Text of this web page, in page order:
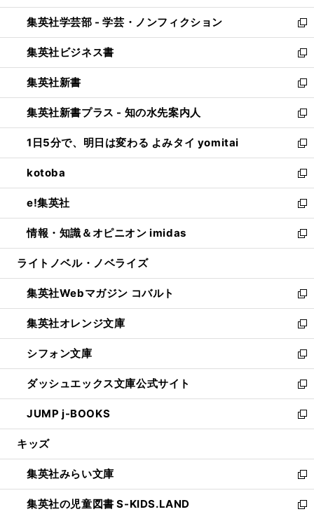
開
く
ウ
で
開
く
ン
ド
ウ
で
開
く
ウ
ィ
ン
ド
ウ
で
開
く
集英社学芸部 - 学芸・ノンフィクション
新
し
い
ウ
ィ
ン
ド
ウ
で
開
く
集英社ビジネス書
新
し
い
ウ
ィ
ン
ド
ウ
で
開
く
集英社新書
新
し
い
ウ
ィ
ン
ド
ウ
で
開
く
集英社新書プラス - 知の水先案内人
新
し
い
ウ
ィ
ン
ド
ウ
で
開
1日5分で、明日は変わる よみタイ yomitai
新
し
い
ウ
ィ
ン
ド
ウ
開
く
kotoba
新
し
い
ウ
ィ
ン
ウ
で
開
く
e!集英社
新
し
い
ウ
ン
ド
ウ
で
開
く
情報・知識＆オピニオン imidas
新
し
ウ
ィ
ン
ド
ウ
で
開
く
ライトノベル・ノベライズ
集英社Webマガジン コバルト
新
し
い
ウ
ィ
ン
ド
ウ
で
開
集英社オレンジ文庫
新
し
い
ウ
ィ
ン
ド
ウ
開
く
シフォン文庫
新
し
い
ウ
ィ
ン
ウ
で
開
く
ダッシュエックス文庫公式サイト
新
し
い
ウ
ン
ド
ウ
で
JUMP j-BOOKS
新
し
ウ
ィ
ン
ド
キッズ
集英社みらい文庫
新
し
い
集英社の児童図書 S-KIDS.LAND
新